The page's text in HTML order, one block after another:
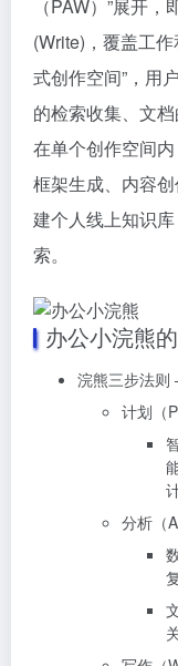
（PAW）”展开
(Write)，覆盖工
式创作空间”，用
的检索收集、文
在单个创作空间内
框架生成、内容
建个人线上知识
索。
办公小浣熊
浣熊三步法
计划（
分析（